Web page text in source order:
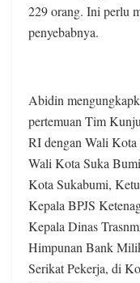
229 orang. Ini perlu
penyebabnya.
Abidin
pertemuan Tim
RI dengan Wali
Wali Kota Suka
Kota Sukabumi,
Kepala BPJS
Kepala Dinas
Himpunan Bank
Serikat Pekerja, di